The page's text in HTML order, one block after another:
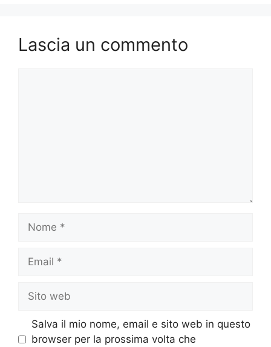
Lascia un commento
web
Salva il mio nome, email e sito web in questo
browser per la prossima volta che